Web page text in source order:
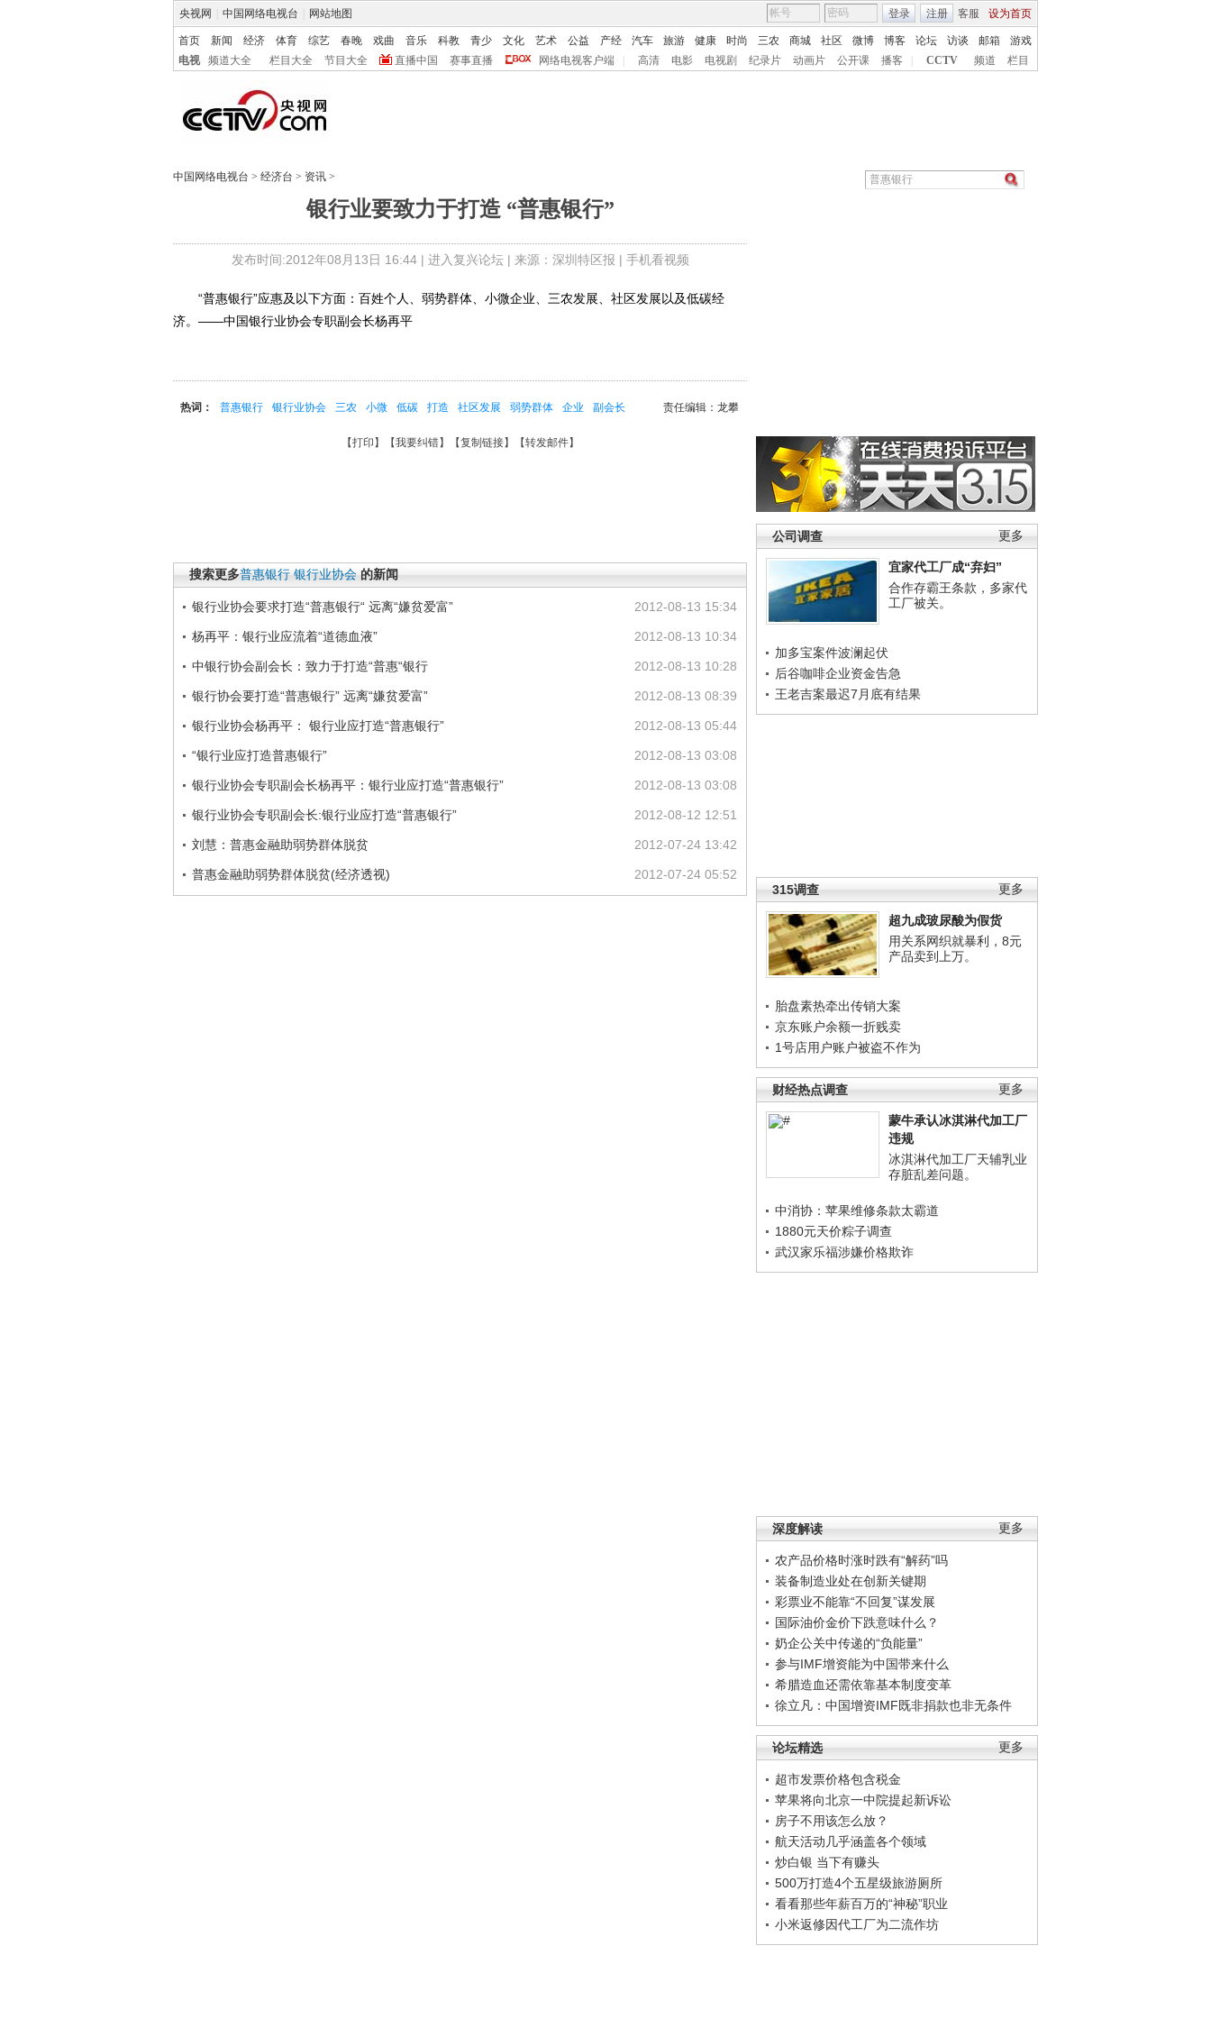
央视网 中国网络电视台 网站地图 客服 设为首页
登录 注册
首页 新闻 经济 体育 综艺 春晚 戏曲 音乐 科教 青少 文化 艺术 公益 产经 汽车 旅游 健康 时尚 三农 商城 社区 微博 博客 论坛 访谈 邮箱
游戏
电视
频道大全 栏目大全 节目大全 直播中国 赛事直播 网络电视客户端 高清 电影 电视剧 纪录片 动画片 公开课 播客 CCTV 频道 栏目
中国网络电视台 > 经济台 > 资讯 >
银行业要致力于打造 “普惠银行”
发布时间:2012年08月13日 16:44 | 进入复兴论坛| 来源：深圳特区报 | 手机看视频
更多
公司调查
宜家代工厂成“弃妇”
合作存霸王条款，多家代
工厂被关。
加多宝案件波澜起伏
后谷咖啡企业资金告急
王老吉案最迟7月底有结果
更多
315调查
超九成玻尿酸为假货
用关系网织就暴利，8元
产品卖到上万。
胎盘素热牵出传销大案
京东账户余额一折贱卖
1号店用户账户被盗不作为
更多
财经热点调查
蒙牛承认冰淇淋代加工厂
违规
冰淇淋代加工厂天辅乳业
存脏乱差问题。
中消协：苹果维修条款太霸道
1880元天价粽子调查
武汉家乐福涉嫌价格欺诈
更多
深度解读
农产品价格时涨时跌有“解药”吗
装备制造业处在创新关键期
彩票业不能靠“不回复”谋发展
国际油价金价下跌意味什么？
奶企公关中传递的“负能量”
参与IMF增资能为中国带来什么
希腊造血还需依靠基本制度变革
徐立凡：中国增资IMF既非捐款也非无条件
更多
论坛精选
超市发票价格包含税金
苹果将向北京一中院提起新诉讼
房子不用该怎么放？
航天活动几乎涵盖各个领域
炒白银 当下有赚头
500万打造4个五星级旅游厕所
看看那些年薪百万的“神秘”职业
小米返修因代工厂为二流作坊
“普惠银行”应惠及以下方面：百姓个人、弱势群体、小微企业、三农发展、社区发展以及低碳经
济。——中国银行业协会专职副会长杨再平
责任编辑：龙攀
热词： 普惠银行 银行业协会 三农 小微 低碳 打造 社区发展 弱势群体 企业 副会长
【打印 】【我要纠错】【复制链接】【转发邮件】
搜索更多普惠银行 银行业协会 的新闻
2012-08-13 15:34
银行业协会要求打造“普惠银行“ 远离“嫌贫爱富”
2012-08-13 10:34
杨再平：银行业应流着“道德血液”
2012-08-13 10:28
中银行协会副会长：致力于打造“普惠“银行
2012-08-13 08:39
银行协会要打造“普惠银行” 远离“嫌贫爱富”
2012-08-13 05:44
银行业协会杨再平： 银行业应打造“普惠银行”
2012-08-13 03:08
“银行业应打造普惠银行”
2012-08-13 03:08
银行业协会专职副会长杨再平：银行业应打造“普惠银行”
2012-08-12 12:51
银行业协会专职副会长:银行业应打造“普惠银行”
2012-07-24 13:42
刘慧：普惠金融助弱势群体脱贫
2012-07-24 05:52
普惠金融助弱势群体脱贫(经济透视)